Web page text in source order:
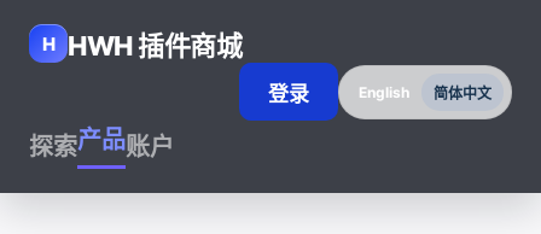
H HWH 插件商城
探索产品账户
登录 English 简体中文